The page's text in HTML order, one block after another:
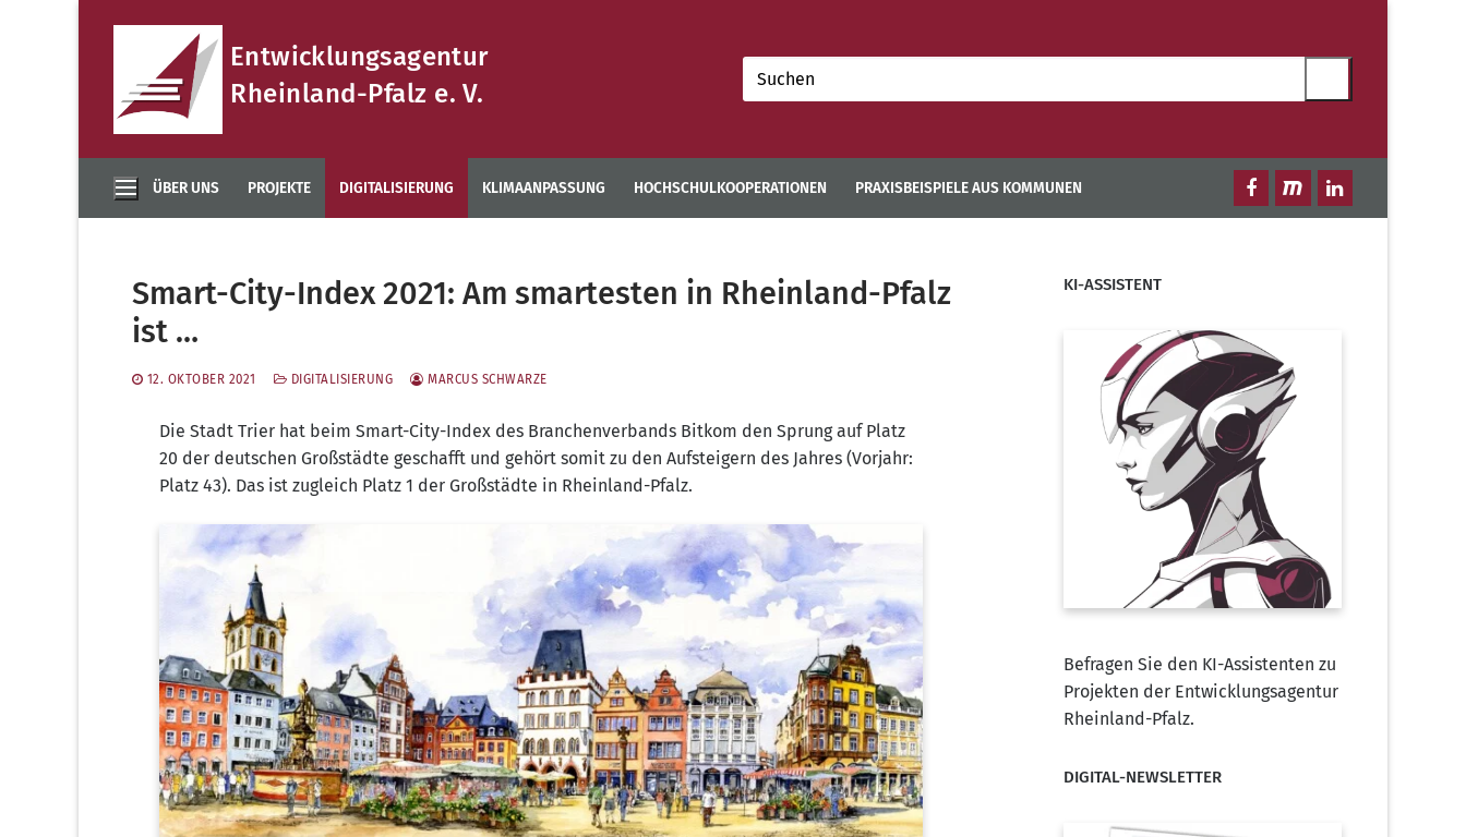
Entwicklungsagentur
Rheinland-Pfalz e. V.
Suchen
nach:
ÜBER UNS PROJEKTE DIGITALISIERUNG KLIMAANPASSUNG HOCHSCHULKOOPERATIONEN PRAXISBEISPIELE AUS KOMMUNEN
Smart-City-Index 2021: Am smartesten in Rheinland-Pfalz
ist …
12. OKTOBER 2021 DIGITALISIERUNG MARCUS SCHWARZE
Die Stadt Trier hat beim Smart-City-Index des Bran­chen­ver­bands Bit­kom den Sprung auf Platz
20 der deut­schen Groß­städ­te geschafft und gehört somit zu den Auf­stei­gern des Jah­res (Vor­jahr:
Platz 43). Das ist zugleich Platz 1 der Groß­städ­te in Rheinland-Pfalz.
KI-ASSISTENT
Befragen Sie den KI-Assistenten zu
Projekten der Entwicklungsagentur
Rheinland-Pfalz.
DIGITAL-NEWSLETTER